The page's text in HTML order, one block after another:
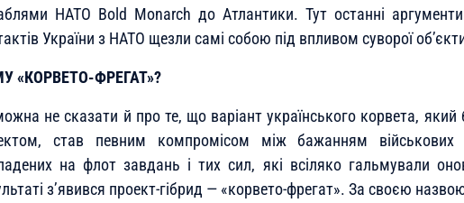
НАТО Bold Monarch до Атлантики. Тут останні аргументи
України з НАТО щезли самі собою під впливом суворої
«КОРВЕТО-ФРЕГАТ»?
не сказати й про те, що варіант українського корвета, який
став певним компромісом між бажанням військових
на флот завдань і тих сил, які всіляко гальмували
з’явився проект-гібрид — «корвето-фрегат». За своєю